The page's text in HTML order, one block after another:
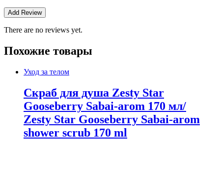
There are no reviews yet.
Похожие товары
Уход за телом
Скраб для душа Zesty Star
Gooseberry Sabai-arom 170 мл/
Zesty Star Gooseberry Sabai-arom
shower scrub 170 ml